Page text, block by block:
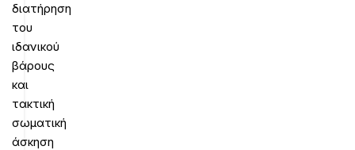
διατήρηση
του
ιδανικού
βάρους
και
τακτική
σωματική
άσκηση